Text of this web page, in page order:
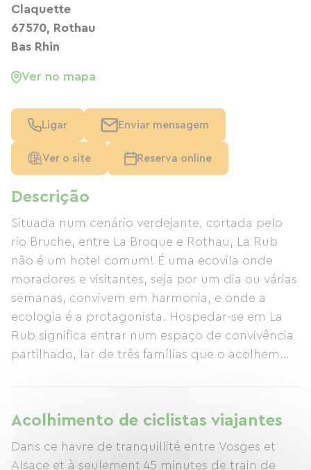
Descrição
Situada num cenário verdejante, cortada pelo
rio Bruche, entre La Broque e Rothau, La Rub
não é um hotel comum! É uma ecovila onde
moradores e visitantes, seja por um dia ou várias
semanas, convivem em harmonia, e onde a
ecologia é a protagonista. Hospedar-se em La
Rub significa entrar num espaço de convivência
partilhado, lar de três famílias que o acolhem
completamente à vontade, respeitando a
natureza e todos os seres vivos. No nosso
parque arborizado de 1,5 hectares, rico em
biodiversidade, lhamas, galinhas, pássaros e
Acolhimento de ciclistas viajantes
Dans ce havre de tranquillité entre Vosges et
Alsace et à seulement 45 minutes de train de
Claquette
67570, Rothau
Bas Rhin
Ver no mapa
Ligar Enviar mensagem
Ver o site Reserva online